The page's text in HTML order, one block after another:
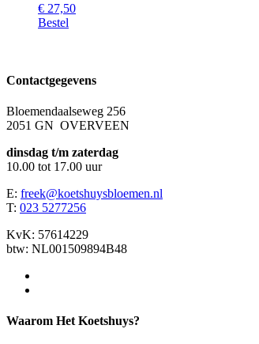
€ 27,50
Bestel
Contactgegevens
Bloemendaalseweg 256
2051 GN OVERVEEN
dinsdag t/m zaterdag
10.00 tot 17.00 uur
E: freek@koetshuysbloemen.nl
T: 023 5277256
KvK: 57614229
btw: NL001509894B48
Waarom Het Koetshuys?